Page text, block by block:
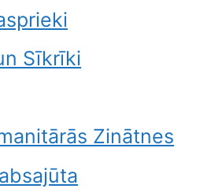
Sīkrīki
Zinātnes